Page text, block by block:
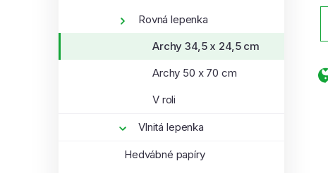
Rovná lepenka
Archy 34,5 x 24,5 cm
Archy 50 x 70 cm
V roli
Vlnitá lepenka
Hedvábné papíry